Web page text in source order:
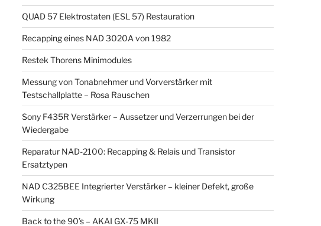
QUAD 57 Elektrostaten (ESL 57) Restauration
Recapping eines NAD 3020A von 1982
Restek Thorens Minimodules
Messung von Tonabnehmer und Vorverstärker mit
Testschallplatte – Rosa Rauschen
Sony F435R Verstärker – Aussetzer und Verzerrungen bei der
Wiedergabe
Reparatur NAD-2100: Recapping & Relais und Transistor
Ersatztypen
NAD C325BEE Integrierter Verstärker – kleiner Defekt, große
Wirkung
Back to the 90’s – AKAI GX-75 MKII